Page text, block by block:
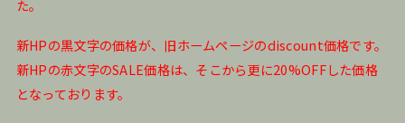
た。
新HPの黒文字の価格が、旧ホームページのdiscount価格です。
新HPの赤文字のSALE価格は、そこから更に20%OFFした価格
となっております。